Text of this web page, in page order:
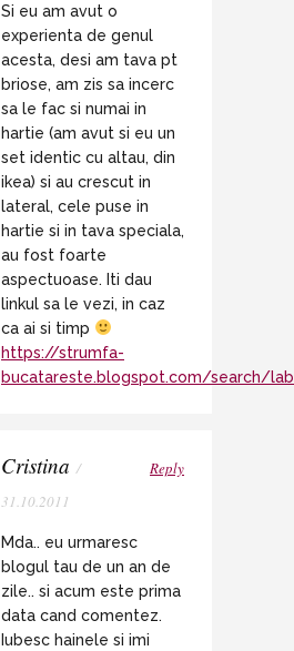
Si eu am avut o
experienta de genul
acesta, desi am tava pt
briose, am zis sa incerc
sa le fac si numai in
hartie (am avut si eu un
set identic cu altau, din
ikea) si au crescut in
lateral, cele puse in
hartie si in tava speciala,
au fost foarte
aspectuoase. Iti dau
linkul sa le vezi, in caz
ca ai si timp
https://strumfa-
bucatareste.blogspot.com/search/
Cristina /
31.10.2011
Reply
Mda.. eu urmaresc
blogul tau de un an de
zile.. si acum este prima
data cand comentez.
Iubesc hainele si imi